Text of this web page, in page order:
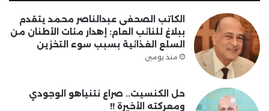
الكاتب الصحفى عبدالناصر محمد يتقدم
ببلاغ للنائب العام: إهدار مئات الأطنان من
السلع الغذائية بسبب سوء التخزين
منذ يومين
حل الكنسيت.. صراع نتنياهو الوجودي
ومعركته الأخيرة !!